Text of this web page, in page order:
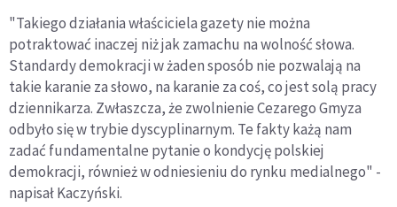
"Takiego działania właściciela gazety nie można
potraktować inaczej niż jak zamachu na wolność słowa.
Standardy demokracji w żaden sposób nie pozwalają na
takie karanie za słowo, na karanie za coś, co jest solą pracy
dziennikarza. Zwłaszcza, że zwolnienie Cezarego Gmyza
odbyło się w trybie dyscyplinarnym. Te fakty każą nam
zadać fundamentalne pytanie o kondycję polskiej
demokracji, również w odniesieniu do rynku medialnego" -
napisał Kaczyński.